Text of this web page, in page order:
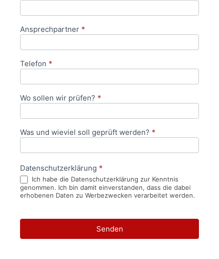
Ansprechpartner *
Telefon *
Wo sollen wir prüfen? *
Was und wieviel soll geprüft werden? *
Datenschutzerklärung *
Ich habe die Datenschutzerklärung zur Kenntnis
genommen. Ich bin damit einverstanden, dass die dabei
erhobenen Daten zu Werbezwecken verarbeitet werden.
Senden